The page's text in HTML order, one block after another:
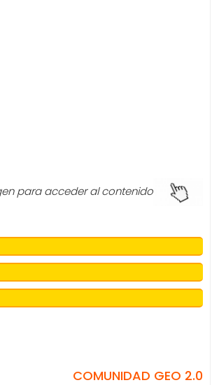
para acceder al contenido
COMUNIDAD GEO 2.0